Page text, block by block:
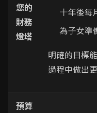
您的
財務
燈塔
十年後每
為子女準
明確的目標
過程中做出
預算